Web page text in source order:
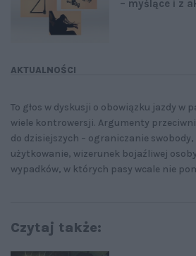
AKTUALNOŚCI
– myślące i z
To głos w dyskusji o obowiązku jazdy w
wiele kontrowersji. Argumenty
do dzisiejszych – ograniczanie
użytkowanie, wizerunek bojaźliwej
wypadków, w których pasy wcale nie
Czytaj także: